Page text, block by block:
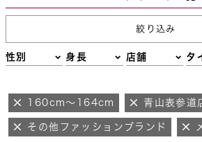
絞り込み
性別 身長 店舗 タ
160cm～164cm 青山表参道
その他ファッションブランド